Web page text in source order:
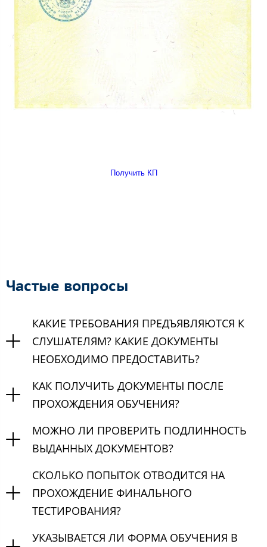
Получить КП
Частые вопросы
КАКИЕ ТРЕБОВАНИЯ ПРЕДЪЯВЛЯЮТСЯ К
СЛУШАТЕЛЯМ? КАКИЕ ДОКУМЕНТЫ
НЕОБХОДИМО ПРЕДОСТАВИТЬ?
КАК ПОЛУЧИТЬ ДОКУМЕНТЫ ПОСЛЕ
ПРОХОЖДЕНИЯ ОБУЧЕНИЯ?
МОЖНО ЛИ ПРОВЕРИТЬ ПОДЛИННОСТЬ
ВЫДАННЫХ ДОКУМЕНТОВ?
СКОЛЬКО ПОПЫТОК ОТВОДИТСЯ НА
ПРОХОЖДЕНИЕ ФИНАЛЬНОГО
ТЕСТИРОВАНИЯ?
УКАЗЫВАЕТСЯ ЛИ ФОРМА ОБУЧЕНИЯ В